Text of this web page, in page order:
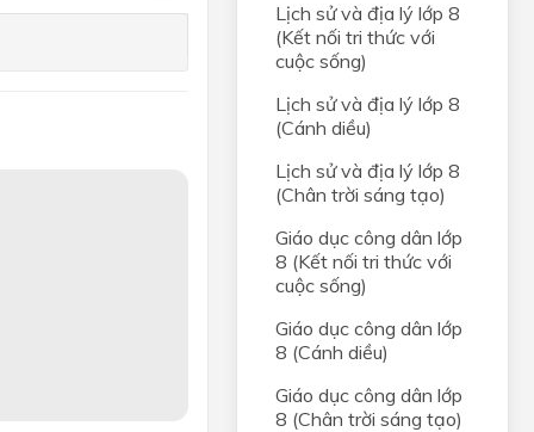
Lịch sử và địa lý lớp 8
(Kết nối tri thức với
cuộc sống)
Lịch sử và địa lý lớp 8
(Cánh diều)
Lịch sử và địa lý lớp 8
(Chân trời sáng tạo)
Giáo dục công dân lớp
8 (Kết nối tri thức với
cuộc sống)
Giáo dục công dân lớp
8 (Cánh diều)
Giáo dục công dân lớp
8 (Chân trời sáng tạo)